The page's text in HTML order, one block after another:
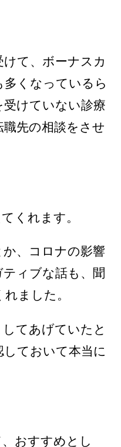
て、ボーナスカ
くなっているら
受けていない診療
先の相談をさせ
くれます。
、コロナの影響
ィブな話も、聞
ました。
てあげていたと
ておいて本当に
おすすめとし